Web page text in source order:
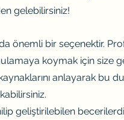
gelebilirsiniz!
önemli bir seçenektir.
koymak için size
anlayarak bu
geliştirilebilen